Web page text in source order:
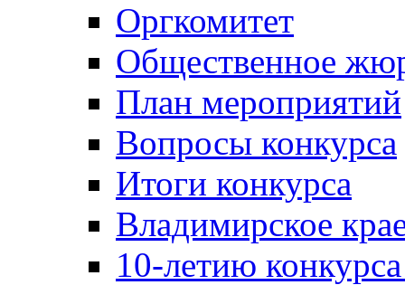
Оргкомитет
Общественное
План мероприятий
Вопросы конкурса
Итоги конкурса
Владимирское
10-летию